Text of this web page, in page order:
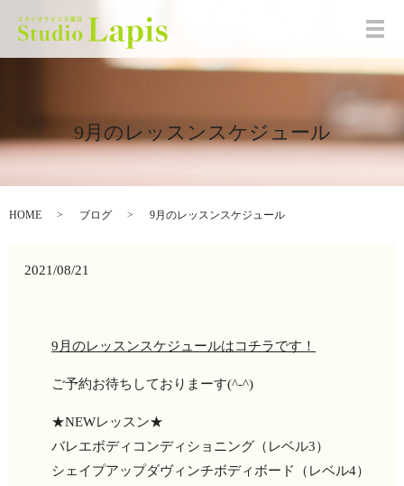
メ
9月のレッスンスケジュール
HOME ブログ 9月のレッスンスケジュール
2021/08/21
9月のレッスンスケジュールはコチラです！
ご予約お待ちしておりまーす(^-^)
★NEWレッスン★
バレエボディコンディショニング（レベル3）
シェイプアップダヴィンチボディボード（レベル4）